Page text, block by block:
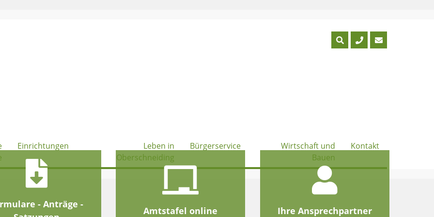
Einrichtungen
Leben in
Oberschneiding
Bürgerservice
Wirtschaft und
Bauen
Kontakt
- Anträge -
Amtstafel online Ihre Ansprechpartner